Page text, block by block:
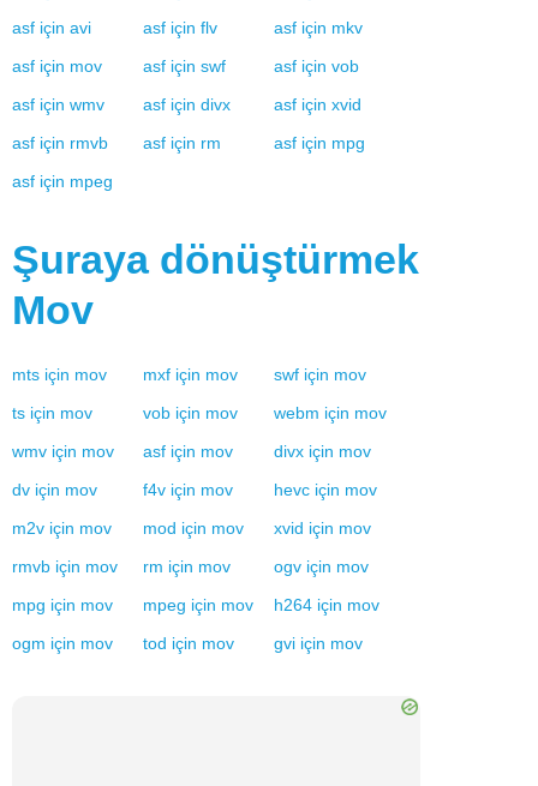
asf için avi asf için flv asf için mkv
asf için mov asf için swf asf için vob
asf için wmv asf için divx asf için xvid
asf için rmvb asf için rm asf için mpg
asf için mpeg
Şuraya dönüştürmek
Mov
mts için mov mxf için mov swf için mov
ts için mov vob için mov webm için mov
wmv için mov asf için mov divx için mov
dv için mov f4v için mov hevc için mov
m2v için mov mod için mov xvid için mov
rmvb için mov rm için mov ogv için mov
mpg için mov mpeg için mov h264 için mov
ogm için mov tod için mov gvi için mov